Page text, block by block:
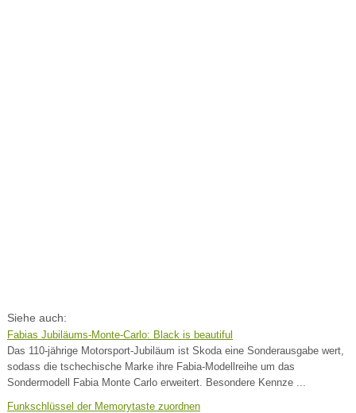
Siehe auch:
Fabias Jubiläums-Monte-Carlo: Black is beautiful
Das 110-jährige Motorsport-Jubiläum ist Skoda eine Sonderausgabe wert,
sodass die tschechische Marke ihre Fabia-Modellreihe um das
Sondermodell Fabia Monte Carlo erweitert. Besondere Kennze ...
Funkschlüssel der Memorytaste zuordnen